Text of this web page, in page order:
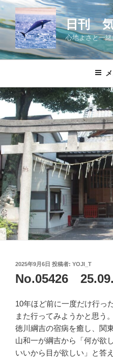
コ
ン
テ
ツ
キ
ッ
プ
日刊
心地よさと一
投
日:
2025年9月6日 投稿者: YOJI_T
No.05426
10年ほど前に一度だけ行っ
また行ってみようかと思う。
徳川綱吉の宿病を癒し、関
山和一が綱吉から「何が欲
いいから目が欲しい」と答